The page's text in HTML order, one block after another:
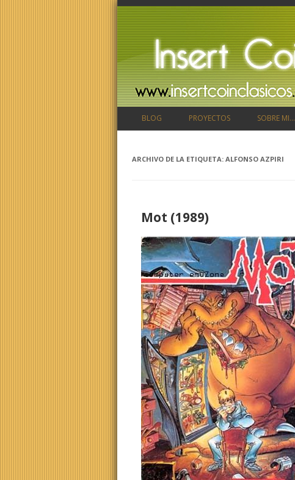
BLOG PROYECTOS SOBRE MI…
ARCHIVO DE LA ETIQUETA: ALFONSO AZPIRI
Mot (1989)